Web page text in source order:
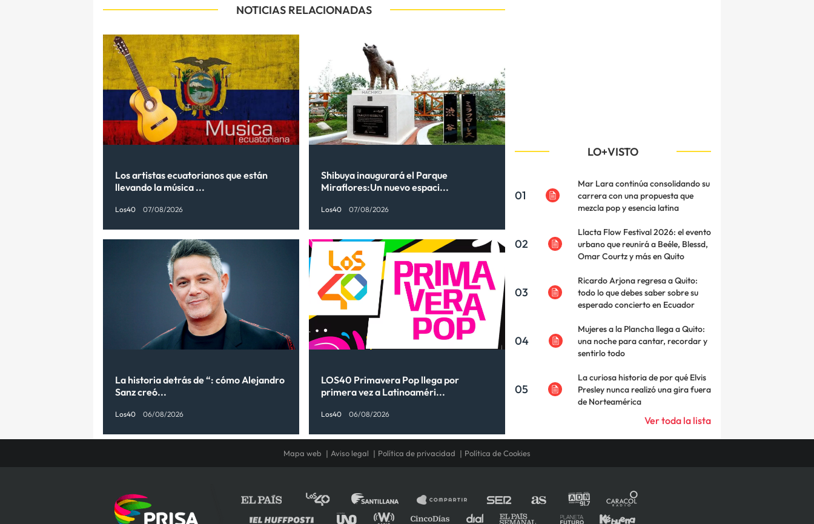
NOTICIAS RELACIONADAS
Los artistas ecuatorianos que están
llevando la música ...
Los40 07/08/2026
Shibuya inaugurará el Parque
Miraflores:Un nuevo espaci...
Los40 07/08/2026
La historia detrás de “: cómo Alejandro
Sanz creó...
Los40 06/08/2026
LOS40 Primavera Pop llega por
primera vez a Latinoaméri...
Los40 06/08/2026
LO+VISTO
01
Mar Lara continúa consolidando su
carrera con una propuesta que
mezcla pop y esencia latina
02
Llacta Flow Festival 2026: el evento
urbano que reunirá a Beéle, Blessd,
Omar Courtz y más en Quito
03
Ricardo Arjona regresa a Quito:
todo lo que debes saber sobre su
esperado concierto en Ecuador
04
Mujeres a la Plancha llega a Quito:
una noche para cantar, recordar y
sentirlo todo
05
La curiosa historia de por qué Elvis
Presley nunca realizó una gira fuera
de Norteamérica
Ver toda la lista
Mapa web Aviso legal Política de privacidad Política de Cookies